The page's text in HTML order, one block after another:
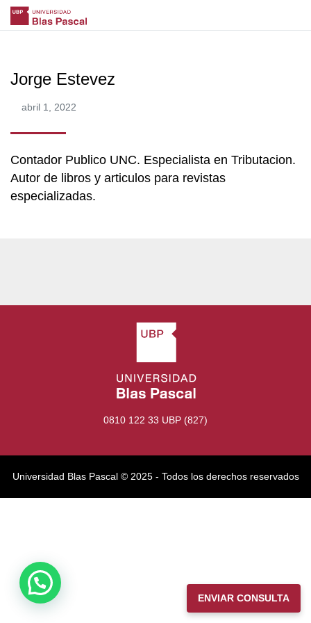
Jorge Estevez
abril 1, 2022
Contador Publico UNC. Especialista en Tributacion.
Autor de libros y articulos para revistas
especializadas.
0810 122 33 UBP (827)
Universidad Blas Pascal ©️ 2025 - Todos los derechos reservados
ENVIAR CONSULTA